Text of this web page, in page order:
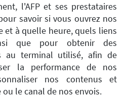
l'AFP et ses prestataires
savoir si vous ouvrez nos
et à quelle heure, quels liens
que pour obtenir des
au terminal utilisé, afin de
la performance de nos
nos contenus et
le canal de nos envois.